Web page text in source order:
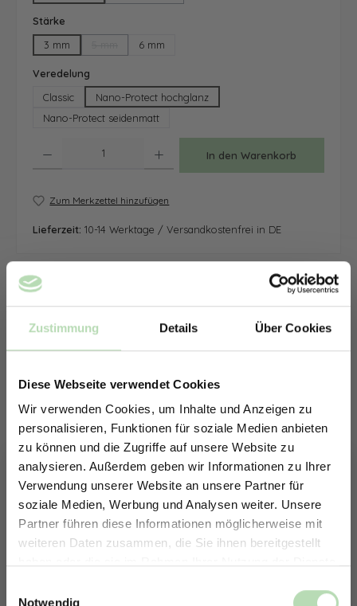
Zustimmung Details Über Cookies
Diese Webseite verwendet Cookies
Wir verwenden Cookies, um Inhalte und Anzeigen zu
personalisieren, Funktionen für soziale Medien anbieten
zu können und die Zugriffe auf unsere Website zu
analysieren. Außerdem geben wir Informationen zu Ihrer
Verwendung unserer Website an unsere Partner für
soziale Medien, Werbung und Analysen weiter. Unsere
Partner führen diese Informationen möglicherweise mit
weiteren Daten zusammen, die Sie ihnen bereitgestellt
Notwendig
Stärke
3 mm
(Diese Option ist zurzeit nicht verfügbar.)
6 mm
Veredelung
Classic
Nano-Protect hochglanz
Nano-Protect seidenmatt
In den Warenkorb
Zum Merkzettel hinzufügen
Lieferzeit: 10-14 Werktage / Versandkostenfrei in DE
Erstelle in nur 4 Schritten deine
ERHALTE 5% RABATT AUF
DEINE RÜCKWÄNDE